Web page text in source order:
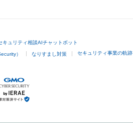
キュリティ相談AIチャットボット
） なりすまし対策 セキュリティ事業の軌跡